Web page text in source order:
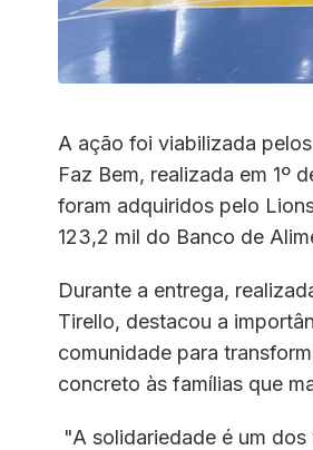
A ação foi viabilizada
Faz Bem, realizada em 1º
foram adquiridos pelo
123,2 mil do Banco de
Durante a entrega,
Tirello, destacou a
comunidade para
concreto às famílias que
"A solidariedade é um